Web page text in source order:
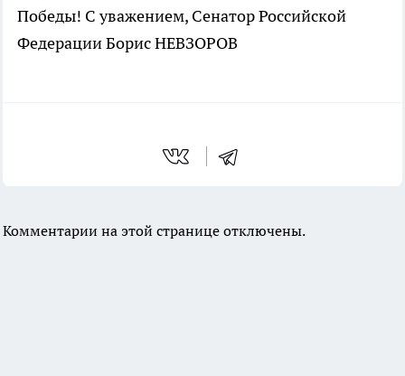
Победы! С уважением, Сенатор Российской
Федерации Борис НЕВЗОРОВ
Комментарии на этой странице отключены.